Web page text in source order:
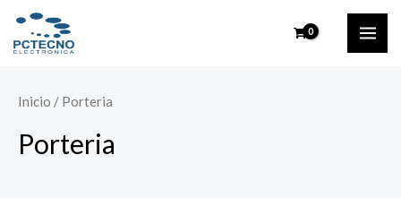
Inicio / Porteria
Porteria